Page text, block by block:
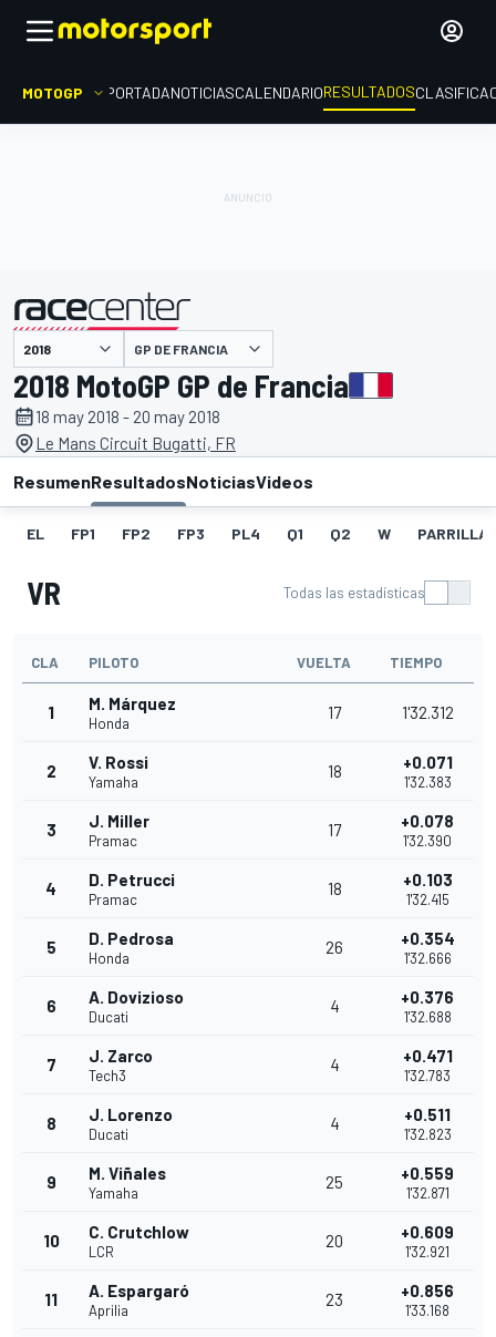
MOTOGP PORTADANOTICIASCALENDARIORESULTADOS
presentado por GP DE FRANCIA
2018 MotoGP GP de Francia
18 may 2018 - 20 may 2018
Le Mans Circuit Bugatti, FR
ResumenResultadosNoticiasVideos
EL FP1 FP2 FP3 PL4 Q1 Q2 W PARRILLA
VR Todas las estadísticas
CLA PILOTO VUELTA TIEMPO
1 M. Márquez
Honda
17 1'32.312
2 V. Rossi
Yamaha
18 +0.071
1'32.383
3 J. Miller
Pramac
17 +0.078
1'32.390
4 D. Petrucci
Pramac
18 +0.103
1'32.415
5 D. Pedrosa
Honda
26 +0.354
1'32.666
6 A. Dovizioso
Ducati
4 +0.376
1'32.688
7 J. Zarco
Tech3
4 +0.471
1'32.783
8 J. Lorenzo
Ducati
4 +0.511
1'32.823
9 M. Viñales
Yamaha
25 +0.559
1'32.871
10 C. Crutchlow
LCR
20 +0.609
1'32.921
11 A. Espargaró
Aprilia
23 +0.856
1'33.168